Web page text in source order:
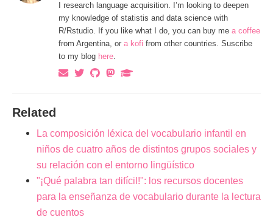
I research language acquisition. I’m looking to deepen
my knowledge of statistis and data science with
R/Rstudio. If you like what I do, you can buy mea coffee
from Argentina, ora kofi from other countries. Suscribe
to my blog here.
Related
La composición léxica del vocabulario infantil en
niños de cuatro años de distintos grupos sociales y
su relación con el entorno lingüístico
"¡Qué palabra tan difícil!": los recursos docentes
para la enseñanza de vocabulario durante la lectura
de cuentos